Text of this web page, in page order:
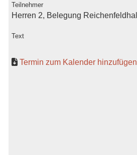
Teilnehmer
Herren 2, Belegung
Text
Termin zum Kalender